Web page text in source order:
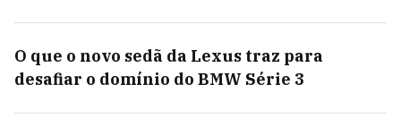
O que o novo sedã da Lexus traz para
desafiar o domínio do BMW Série 3